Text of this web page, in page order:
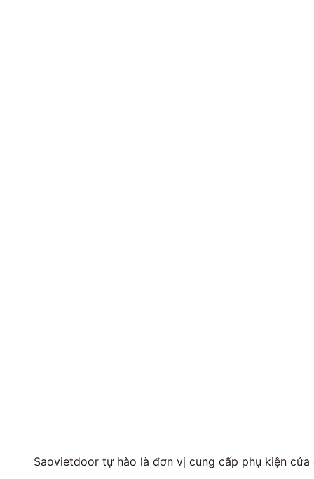
Saovietdoor tự hào là đơn vị cung cấp phụ kiện